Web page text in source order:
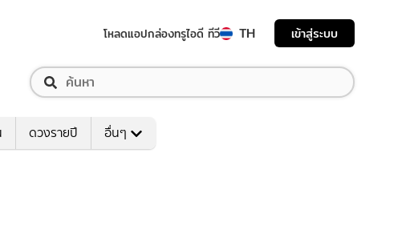
โหลดแอปกล่องทรูไอดี ทีวี TH เข้าสู่ระบบ
ดวงรายปี อื่นๆ